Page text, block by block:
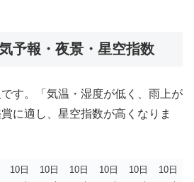
予報・夜景・星空指数
す。「気温・湿度が低く、雨上が
に適し、星空指数が高くなりま
10日
10日
10日
10日
10日
10日